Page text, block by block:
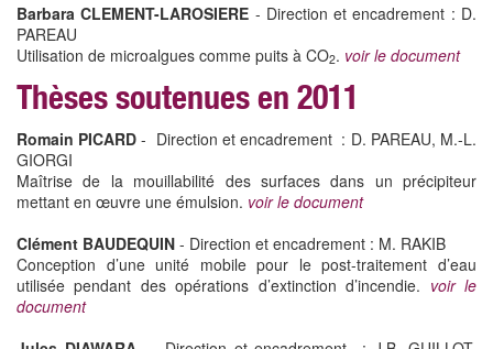
Barbara CLEMENT-LAROSIERE - Direction et encadrement : D.
PAREAU
Utilisation de microalgues comme puits à CO2. voir le document
Thèses soutenues en 2011
Romain PICARD - Direction et encadrement : D. PAREAU, M.-L.
GIORGI
Maîtrise de la mouillabilité des surfaces dans un précipiteur
mettant en œuvre une émulsion. voir le document
Clément BAUDEQUIN - Direction et encadrement : M. RAKIB
Conception d’une unité mobile pour le post-traitement d’eau
utilisée pendant des opérations d’extinction d’incendie. voir le
document